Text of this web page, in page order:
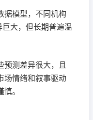
据模型，不同机构
大，但长期普遍温
预测差异很大，且
场情绪和叙事驱动
。